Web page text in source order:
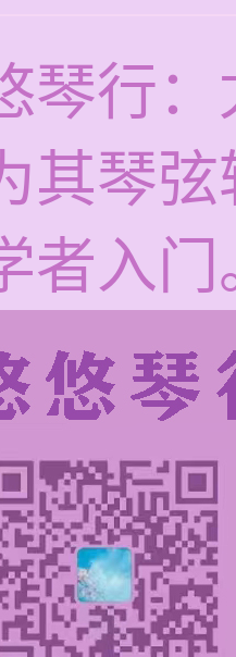
琴行
其琴
者入门